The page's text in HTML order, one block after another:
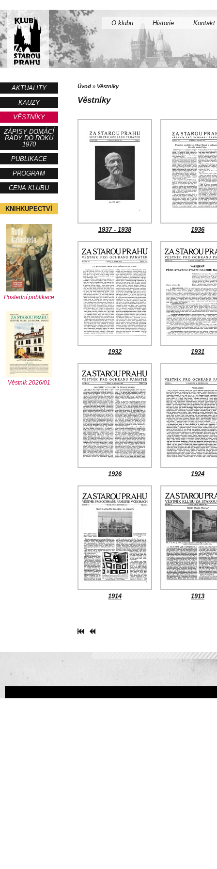
O klubu Historie Kontakt
AKTUALITY
KAUZY
VĚSTNÍKY
ZÁPISY DOMÁCÍ
RADY DO ROKU
1970
PUBLIKACE
PROGRAM
CENA KLUBU
KNIHKUPECTVÍ
Poslední publikace
Věstník 2026/01
Úvod » Věstníky
Věstníky
1937 - 1938 1936
1932 1931
1926 1924
1914 1913